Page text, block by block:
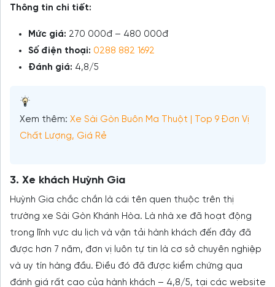
Thông tin chi tiết:
Mức giá: 270 000đ – 480 000đ
Số điện thoại: 0288 882 1692
Đánh giá: 4,8/5
Xem thêm: Xe Sài Gòn Buôn Ma Thuột | Top 9 Đơn Vị
Chất Lượng, Giá Rẻ
3. Xe khách Huỳnh Gia
Huỳnh Gia chắc chắn là cái tên quen thuộc trên thị
trường xe Sài Gòn Khánh Hòa. Là nhà xe đã hoạt động
trong lĩnh vực du lịch và vận tải hành khách đến đây đã
được hơn 7 năm, đơn vị luôn tự tin là cơ sở chuyên nghiệp
và uy tín hàng đầu. Điều đó đã được kiểm chứng qua
đánh giá rất cao của hành khách – 4,8/5, tại các website